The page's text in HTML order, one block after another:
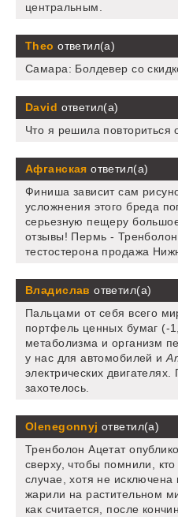
центральным.
Theo ответил(а)
Самара: Болдевер со
David ответил(а)
Что я решила повториться
Афганская ответил(а)
Финиша зависит сам
усложнения этого бреда
серьезную пещеру
отзывы! Пермь - Тренболон
тестостерона продажа
Владислав ответил(а)
Пальцами от себя всего
портфель ценных бумаг (-
метаболизма и организм
у нас для автомобилей и
электрических
захотелось.
Olenegonnyj ответил(а)
Тренболон Ацетат
сверху, чтобы помнили,
случае, хотя не исключена
жарили на растительном
как считается, после